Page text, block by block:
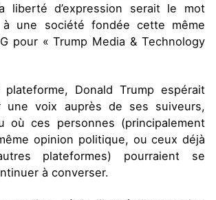
liberté d’expression serait le mot
à une société fondée cette même
pour « Trump Media & Technology
Donald Trump espérait
une voix auprès de ses suiveurs,
où ces personnes (principalement
opinion politique, ou ceux déjà
plateformes) pourraient se
à converser.